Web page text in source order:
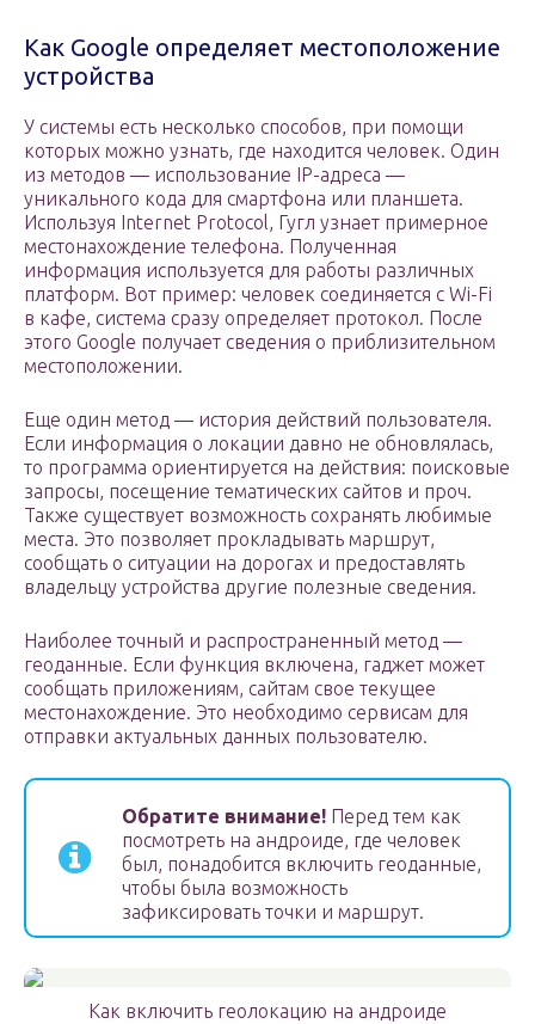
Как Google определяет местоположение
устройства
У системы есть несколько способов, при помощи
которых можно узнать, где находится человек. Один
из методов — использование IP-адреса —
уникального кода для смартфона или планшета.
Используя Internet Protocol, Гугл узнает примерное
местонахождение телефона. Полученная
информация используется для работы различных
платформ. Вот пример: человек соединяется с Wi-Fi
в кафе, система сразу определяет протокол. После
этого Google получает сведения о приблизительном
местоположении.
Еще один метод — история действий пользователя.
Если информация о локации давно не обновлялась,
то программа ориентируется на действия: поисковые
запросы, посещение тематических сайтов и проч.
Также существует возможность сохранять любимые
места. Это позволяет прокладывать маршрут,
сообщать о ситуации на дорогах и предоставлять
владельцу устройства другие полезные сведения.
Наиболее точный и распространенный метод —
геоданные. Если функция включена, гаджет может
сообщать приложениям, сайтам свое текущее
местонахождение. Это необходимо сервисам для
отправки актуальных данных пользователю.
Обратите внимание! Перед тем как
посмотреть на андроиде, где человек
был, понадобится включить геоданные,
чтобы была возможность
зафиксировать точки и маршрут.
Как включить геолокацию на андроиде